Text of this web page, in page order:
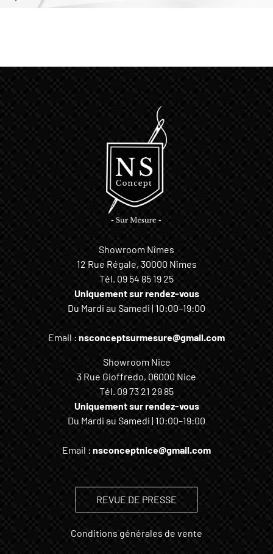
Showroom Nîmes
12 Rue Régale, 30000 Nîmes
Tél. 09 54 85 19 25
Uniquement sur rendez-vous
Du Mardi au Samedi | 10:00–19:00
Email : nsconceptsurmesure@gmail.com
Showroom Nice
3 Rue Gioffredo, 06000 Nice
Tél. 09 73 21 29 85
Uniquement sur rendez-vous
Du Mardi au Samedi | 10:00–19:00
Email : nsconceptnice@gmail.com
REVUE DE PRESSE
Conditions générales de vente